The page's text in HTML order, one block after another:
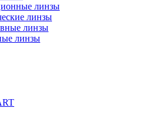
линзы
линзы
линзы
линзы